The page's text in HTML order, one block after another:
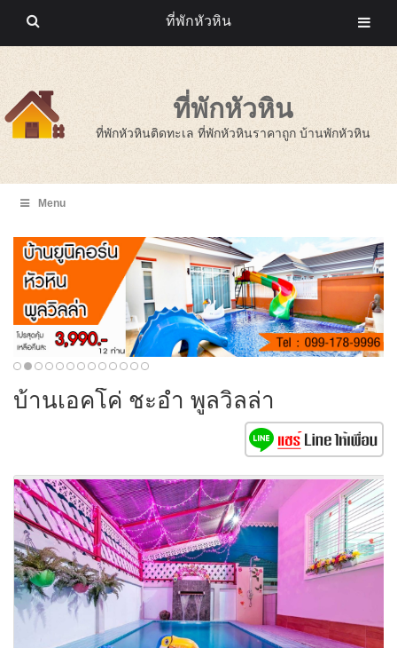
ที่พักหัวหิน
ที่พักหัวหินติดทะเล ที่พักหัวหินราคาถูก บ้านพักหัวหิน
Menu
บ้านเอคโค่ ชะอำ พูลวิลล่า
ที่พักหัวหิน